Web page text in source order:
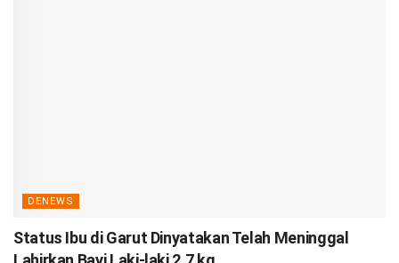
DENEWS
Status Ibu di Garut Dinyatakan Telah Meninggal